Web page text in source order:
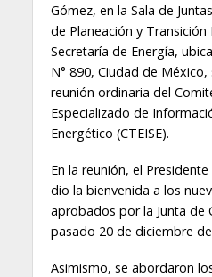
Gómez, en la Sala de
de Planeación y Transición
Secretaría de Energía,
N° 890, Ciudad de México,
reunión ordinaria del
Especializado de
Energético (CTEISE).
En la reunión, el
dio la bienvenida a los
aprobados por la Junta de
pasado 20 de diciembre
Asimismo, se abordaron